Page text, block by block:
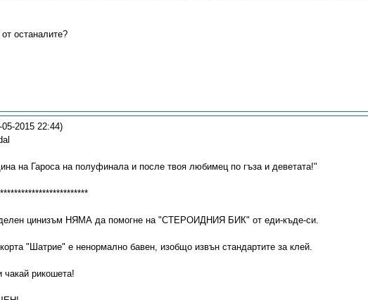
останалите?
05-2015 22:44)
на Гароса на полуфинала и после твоя любимец по гъза и деветата!"
цинизъм НЯМА да помогне на "СТЕРОИДНИЯ БИК" от еди-къде-си.
"Шатрие" е ненормално бавен, изобщо извън стандартите за клей.
чакай рикошета!